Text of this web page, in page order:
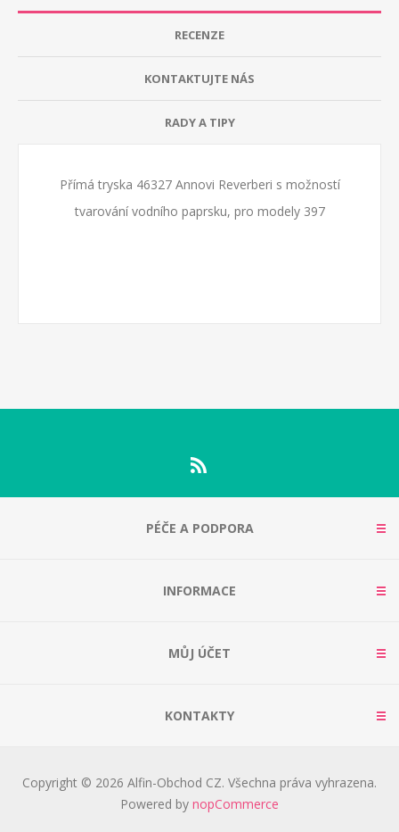
RECENZE
KONTAKTUJTE NÁS
RADY A TIPY
Přímá tryska 46327Annovi Reverberi s možností
tvarování vodního paprsku, pro modely 397
PÉČE A PODPORA
INFORMACE
MŮJ ÚČET
KONTAKTY
Copyright © 2026 Alfin-Obchod CZ. Všechna práva vyhrazena.
Powered by nopCommerce